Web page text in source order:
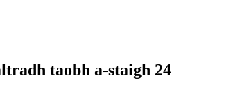
taobh a-staigh 24